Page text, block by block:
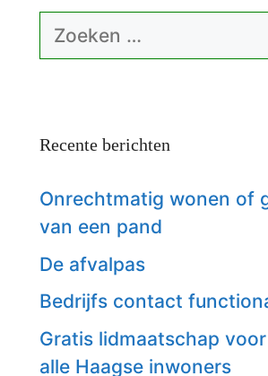
Zoek
naar:
Recente berichten
Onrechtmatig wonen of
van een pand
De afvalpas
Bedrijfs contact
Gratis lidmaatschap voor
alle Haagse inwoners